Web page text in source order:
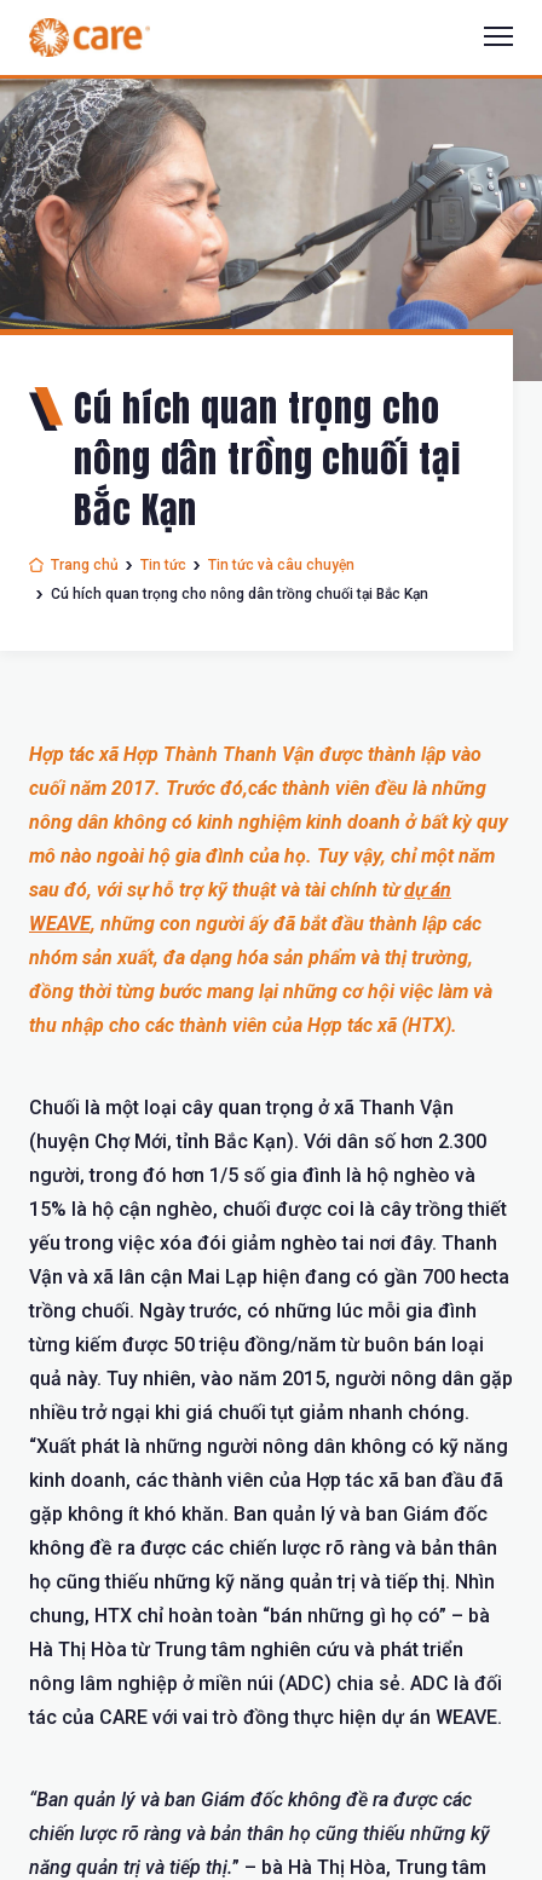
Cú hích quan trọng cho
nông dân trồng chuối tại
Bắc Kạn
Trang chủ Tin tức
Tin tức và câu chuyện
Cú hích quan trọng cho nông dân trồng chuối tại Bắc Kạn
Hợp tác xã Hợp Thành Thanh Vận được thành lập vào
cuối năm 2017. Trước đó,các thành viên đều là những
nông dân không có kinh nghiệm kinh doanh ở bất kỳ quy
mô nào ngoài hộ gia đình của họ. Tuy vậy, chỉ một năm
sau đó, với sự hỗ trợ kỹ thuật và tài chính từdự án
WEAVE, những con người ấy đã bắt đầu thành lập các
nhóm sản xuất, đa dạng hóa sản phẩm và thị trường,
đồng thời từng bước mang lại những cơ hội việc làm và
thu nhập cho các thành viên của Hợp tác xã (HTX).
Chuối là một loại cây quan trọng ở xã Thanh Vận
(huyện Chợ Mới, tỉnh Bắc Kạn). Với dân số hơn 2.300
người, trong đó hơn 1/5 số gia đình là hộ nghèo và
15% là hộ cận nghèo, chuối được coi là cây trồng thiết
yếu trong việc xóa đói giảm nghèo tai nơi đây. Thanh
Vận và xã lân cận Mai Lạp hiện đang có gần 700 hecta
trồng chuối. Ngày trước, có những lúc mỗi gia đình
từng kiếm được 50 triệu đồng/năm từ buôn bán loại
quả này. Tuy nhiên, vào năm 2015, người nông dân gặp
nhiều trở ngại khi giá chuối tụt giảm nhanh chóng.
“Xuất phát là những người nông dân không có kỹ năng
kinh doanh, các thành viên của Hợp tác xã ban đầu đã
gặp không ít khó khăn. Ban quản lý và ban Giám đốc
không đề ra được các chiến lược rõ ràng và bản thân
họ cũng thiếu những kỹ năng quản trị và tiếp thị. Nhìn
chung, HTX chỉ hoàn toàn “bán những gì họ có” – bà
Hà Thị Hòa từ Trung tâm nghiên cứu và phát triển
nông lâm nghiệp ở miền núi (ADC) chia sẻ. ADC là đối
tác của CARE với vai trò đồng thực hiện dự án WEAVE.
“Ban quản lý và ban Giám đốc không đề ra được các
chiến lược rõ ràng và bản thân họ cũng thiếu những kỹ
năng quản trị và tiếp thị.” – bà Hà Thị Hòa, Trung tâm